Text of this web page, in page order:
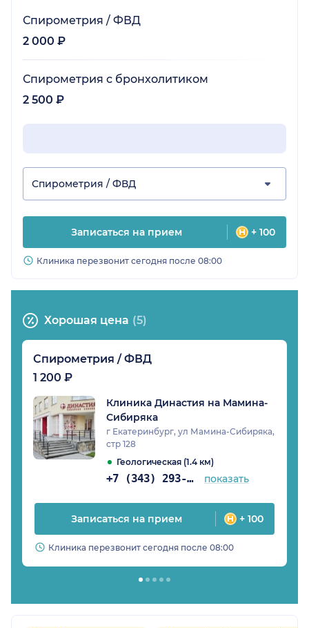
Спирометрия / ФВД
2 000 ₽
Спирометрия с бронхолитиком
2 500 ₽
Спирометрия / ФВД
Записаться на прием + 100
Клиника перезвонит сегодня после 08:00
Хорошая цена (5)
Спирометрия / ФВД
1 200 ₽
Клиника Династия на Мамина-
Сибиряка
г Екатеринбург, ул Мамина-Сибиряка,
стр 128
Геологическая (1.4 км)
+7 (343) 293-30-81 показать
Записаться на прием + 100
Клиника перезвонит сегодня после 08:00